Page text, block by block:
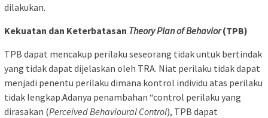
dilakukan.
Kekuatan dan Keterbatasan Theory Plan of Behavior(TPB)
TPB dapat mencakup perilaku seseorang tidak untuk bertindak
yang tidak dapat dijelaskan oleh TRA. Niat perilaku tidak dapat
menjadi penentu perilaku dimana kontrol individu atas perilaku
tidak lengkap.Adanya penambahan “control perilaku yang
dirasakan (Perceived Behavioural Control), TPB dapat